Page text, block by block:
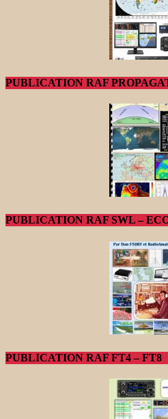
PUBLICATION RAF
PUBLICATION RAF SWL –
PUBLICATION RAF FT4 – FT8